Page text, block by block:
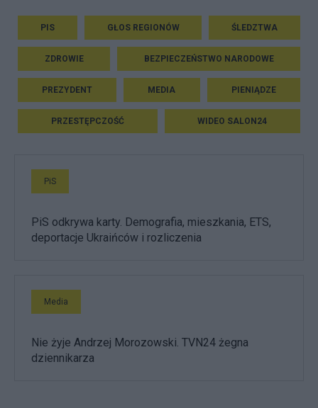
PIS GŁOS REGIONÓW ŚLEDZTWA
ZDROWIE BEZPIECZEŃSTWO NARODOWE
PREZYDENT MEDIA PIENIĄDZE
PRZESTĘPCZOŚĆ WIDEO SALON24
PiS
PiS odkrywa karty. Demografia, mieszkania, ETS,
deportacje Ukraińców i rozliczenia
Media
Nie żyje Andrzej Morozowski. TVN24 żegna
dziennikarza